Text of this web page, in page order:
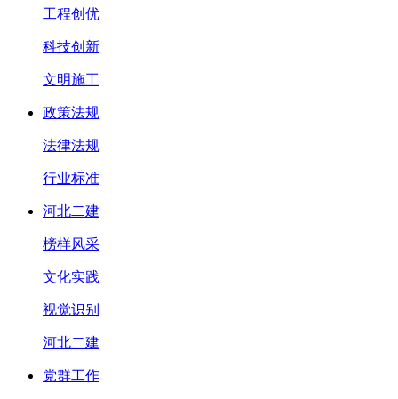
工程创优
科技创新
文明施工
政策法规
法律法规
行业标准
河北二建
榜样风采
文化实践
视觉识别
河北二建
党群工作